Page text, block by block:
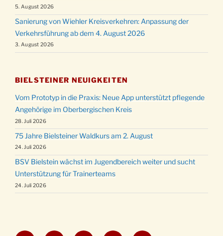
5. August 2026
Sanierung von Wiehler Kreisverkehren: Anpassung der
Verkehrsführung ab dem 4. August 2026
3. August 2026
BIELSTEINER NEUIGKEITEN
Vom Prototyp in die Praxis: Neue App unterstützt pflegende
Angehörige im Oberbergischen Kreis
28. Juli 2026
75 Jahre Bielsteiner Waldkurs am 2. August
24. Juli 2026
BSV Bielstein wächst im Jugendbereich weiter und sucht
Unterstützung für Trainerteams
24. Juli 2026